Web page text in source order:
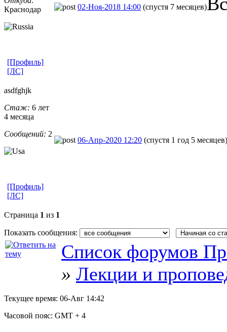
Краснодар
02-Ноя-2018 14:00 (спустя 7 месяцев)
[Профиль]
[ЛС]
asdfghjk
Стаж: 6 лет
4 месяца
Сообщений: 2
06-Апр-2020 12:20 (спустя 1 год 5 месяцев)
[Профиль]
[ЛС]
Страница 1 из 1
Показать сообщения:
Список форумов
» Лекции и
Текущее время: 06-Авг 14:42
Часовой пояс: GMT + 4